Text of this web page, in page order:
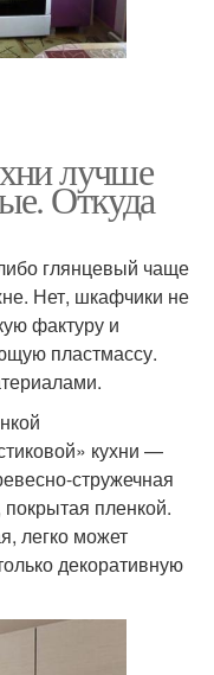
лучше
Откуда
глянцевый чаще
Нет, шкафчики не
фактуру и
пластмассу.
кухни —
стружечная
пленкой.
легко может
декоративную